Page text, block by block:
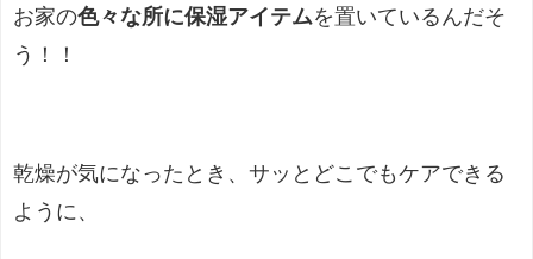
お家の色々な所に保湿アイテムを置いているんだそ
う！！
乾燥が気になったとき、サッとどこでもケアできる
ように、